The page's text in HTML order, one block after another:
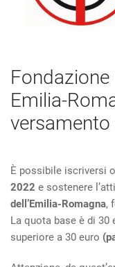
Fondazione
Emilia-
È possibile iscriversi
2022 e sostenere
dell’Emilia-Romagna,
La quota base è di 30
superiore a 30 euro